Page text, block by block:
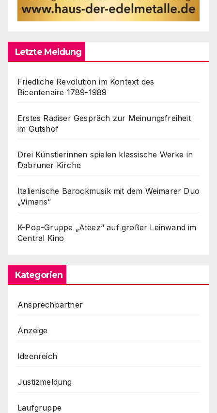
Letzte Meldung
Friedliche Revolution im Kontext des
Bicentenaire 1789-1989
Erstes Radiser Gespräch zur Meinungsfreiheit
im Gutshof
Drei Künstlerinnen spielen klassische Werke in
Dabruner Kirche
Italienische Barockmusik mit dem Weimarer Duo
„Vimaris“
K-Pop-Gruppe „Ateez“ auf großer Leinwand im
Central Kino
Kategorien
Ansprechpartner
Anzeige
Ideenreich
Justizmeldung
Laufgruppe